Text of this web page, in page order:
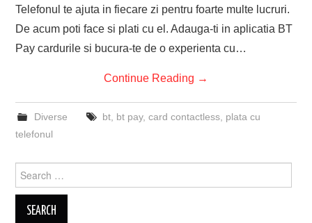
Telefonul te ajuta in fiecare zi pentru foarte multe lucruri.
De acum poti face si plati cu el. Adauga-ti in aplicatia BT
Pay cardurile si bucura-te de o experienta cu…
Continue Reading →
Diverse bt, bt pay, card contactless, plata cu
telefonul
for: